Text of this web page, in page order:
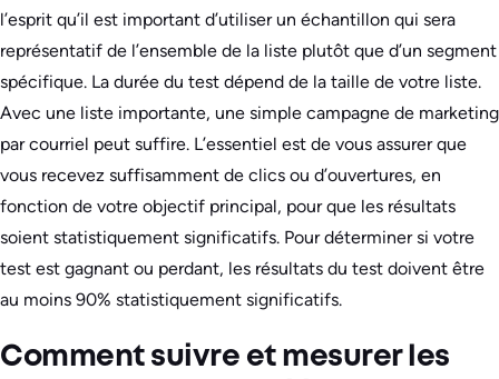
l’esprit qu’il est important d’utiliser un échantillon qui sera
représentatif de l’ensemble de la liste plutôt que d’un segment
spécifique. La durée du test dépend de la taille de votre liste.
Avec une liste importante, une simple campagne de marketing
par courriel peut suffire. L’essentiel est de vous assurer que
vous recevez suffisamment de clics ou d’ouvertures, en
fonction de votre objectif principal, pour que les résultats
soient statistiquement significatifs. Pour déterminer si votre
test est gagnant ou perdant, les résultats du test doivent être
au moins 90% statistiquement significatifs.
Comment suivre et mesurer les